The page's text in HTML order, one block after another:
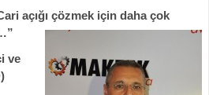
açığı çözmek için daha çok
ve